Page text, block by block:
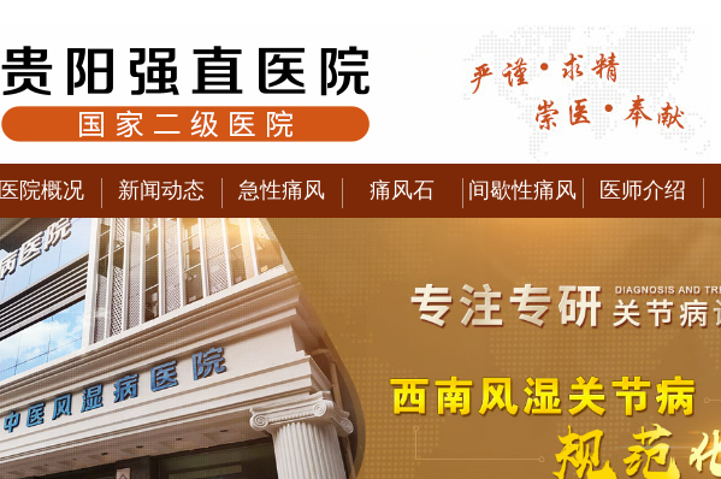
医院概况 新闻动态 急性痛风 痛风石 间歇性痛风 医师介绍